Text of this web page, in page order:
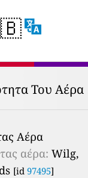
Του Αέρα
Αέρα
αέρα: Wilg,
[id 97495]